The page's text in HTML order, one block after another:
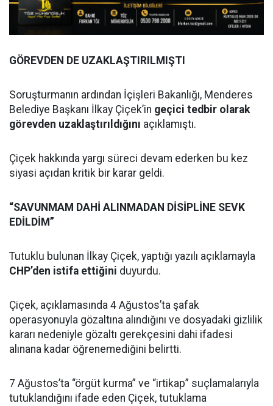
GÖREVDEN DE UZAKLAŞTIRILMIŞTI
Soruşturmanın ardından İçişleri Bakanlığı, Menderes
Belediye Başkanı İlkay Çiçek’in geçici tedbir olarak
görevden uzaklaştırıldığını açıklamıştı.
Çiçek hakkında yargı süreci devam ederken bu kez
siyasi açıdan kritik bir karar geldi.
“SAVUNMAM DAHİ ALINMADAN DİSİPLİNE SEVK
EDİLDİM”
Tutuklu bulunan İlkay Çiçek, yaptığı yazılı açıklamayla
CHP’den istifa ettiğini duyurdu.
Çiçek, açıklamasında 4 Ağustos’ta şafak
operasyonuyla gözaltına alındığını ve dosyadaki gizlilik
kararı nedeniyle gözaltı gerekçesini dahi ifadesi
alınana kadar öğrenemediğini belirtti.
7 Ağustos’ta “örgüt kurma” ve “irtikap” suçlamalarıyla
tutuklandığını ifade eden Çiçek, tutuklama